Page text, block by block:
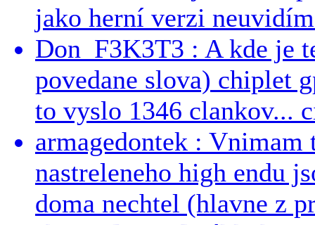
jako herní verzi
Don_F3K3T3 : A kde je
povedane slova) chiplet
to vyslo 1346 clankov...
armagedontek : Vnimam
nastreleneho high endu
doma nechtel (hlavne z